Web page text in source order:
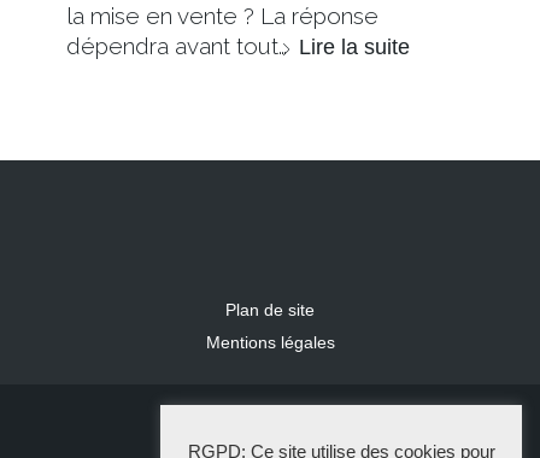
la mise en vente ? La réponse
dépendra avant tout… Lire la suite
Plan de site
Mentions légales
RGPD: Ce site utilise des cookies pour